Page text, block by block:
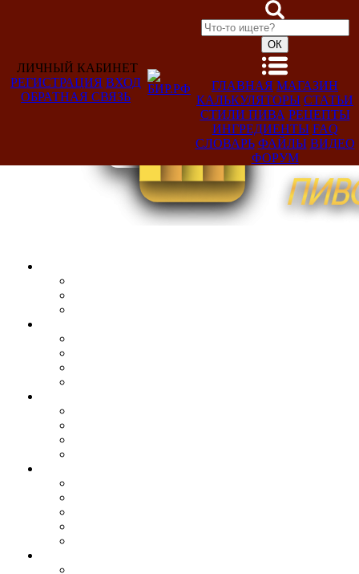
Добро
ЛИЧНЫЙ КАБИНЕТ
РЕГИСТРАЦИЯ ВХОД
ОБРАТНАЯ СВЯЗЬ
ГЛАВНАЯ МАГАЗИН
КАЛЬКУЛЯТОРЫ СТАТЬИ
СТИЛИ ПИВА РЕЦЕПТЫ
ИНГРЕДИЕНТЫ FAQ
СЛОВАРЬ ФАЙЛЫ ВИДЕО
ФОРУМ